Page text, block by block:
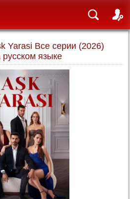
Yarasi Все серии (2026)
языке